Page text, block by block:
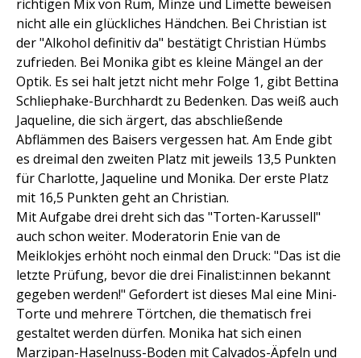
richtigen Mix von Rum, Minze und Limette beweisen
nicht alle ein glückliches Händchen. Bei Christian ist
der "Alkohol definitiv da" bestätigt Christian Hümbs
zufrieden. Bei Monika gibt es kleine Mängel an der
Optik. Es sei halt jetzt nicht mehr Folge 1, gibt Bettina
Schliephake-Burchhardt zu Bedenken. Das weiß auch
Jaqueline, die sich ärgert, das abschließende
Abflämmen des Baisers vergessen hat. Am Ende gibt
es dreimal den zweiten Platz mit jeweils 13,5 Punkten
für Charlotte, Jaqueline und Monika. Der erste Platz
mit 16,5 Punkten geht an Christian.
Mit Aufgabe drei dreht sich das "Torten-Karussell"
auch schon weiter. Moderatorin Enie van de
Meiklokjes erhöht noch einmal den Druck: "Das ist die
letzte Prüfung, bevor die drei Finalist:innen bekannt
gegeben werden!" Gefordert ist dieses Mal eine Mini-
Torte und mehrere Törtchen, die thematisch frei
gestaltet werden dürfen. Monika hat sich einen
Marzipan-Haselnuss-Boden mit Calvados-Äpfeln und